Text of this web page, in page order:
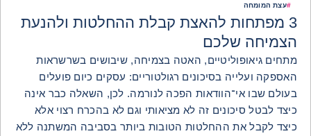
#עצת המומחה
3 מפתחות להאצת קבלת ההחלטות ולהנעת
הצמיחה שלכם
מתחים גיאופוליטיים, האטה בצמיחה, שיבושים בשרשראות
האספקה ועלייה בסיכונים רגולטוריים: עסקים כיום פועלים
בעולם שבו אי־הוודאות הפכה לנורמה. לכן, השאלה כבר אינה
כיצד לבטל סיכונים זה לא מציאותי וגם לא בהכרח רצוי אלא
כיצד לקבל את ההחלטות הטובות ביותר בסביבה המשתנה ללא